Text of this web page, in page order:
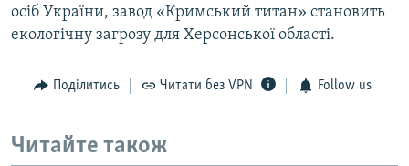
осіб України, завод «Кримський титан» становить
екологічну загрозу для Херсонської області.
Поділитись Читати без VPN Follow us
Читайте також